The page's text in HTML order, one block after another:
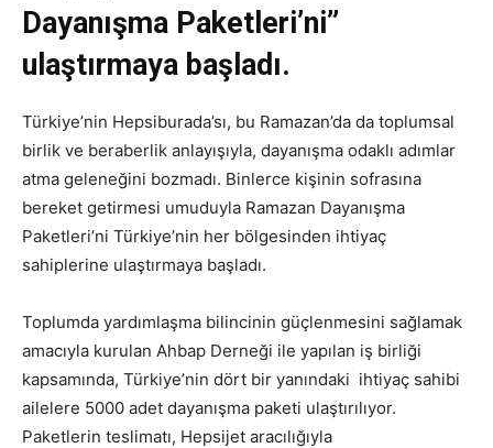
Dayanışma Paketleri’ni”
ulaştırmaya başladı.
Türkiye’nin Hepsiburada’sı, bu Ramazan’da da toplumsal
birlik ve beraberlik anlayışıyla, dayanışma odaklı adımlar
atma geleneğini bozmadı. Binlerce kişinin sofrasına
bereket getirmesi umuduyla Ramazan Dayanışma
Paketleri’ni Türkiye’nin her bölgesinden ihtiyaç
sahiplerine ulaştırmaya başladı.
Toplumda yardımlaşma bilincinin güçlenmesini sağlamak
amacıyla kurulan Ahbap Derneği ile yapılan iş birliği
kapsamında, Türkiye’nin dört bir yanındaki ihtiyaç sahibi
ailelere 5000 adet dayanışma paketi ulaştırılıyor.
Paketlerin teslimatı, Hepsijet aracılığıyla